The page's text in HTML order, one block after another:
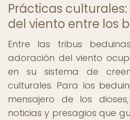
Prácticas
del viento entre los
Entre las tribus
adoración del viento
en su sistema de
culturales. Para los
mensajero de los
noticias y presagios que